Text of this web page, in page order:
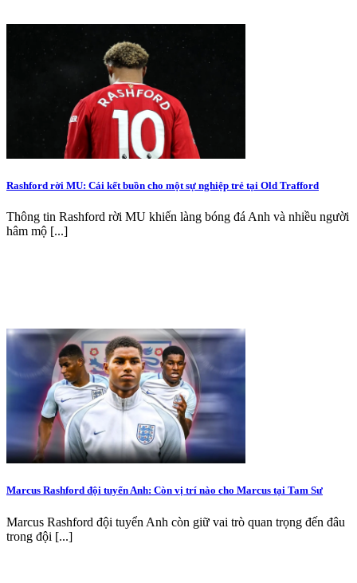
Rashford rời MU: Cái kết buồn cho một sự nghiệp trẻ tại Old Trafford
Thông tin Rashford rời MU khiến làng bóng đá Anh và nhiều người
hâm mộ [...]
Marcus Rashford đội tuyển Anh: Còn vị trí nào cho Marcus tại Tam Sư
Marcus Rashford đội tuyển Anh còn giữ vai trò quan trọng đến đâu
trong đội [...]